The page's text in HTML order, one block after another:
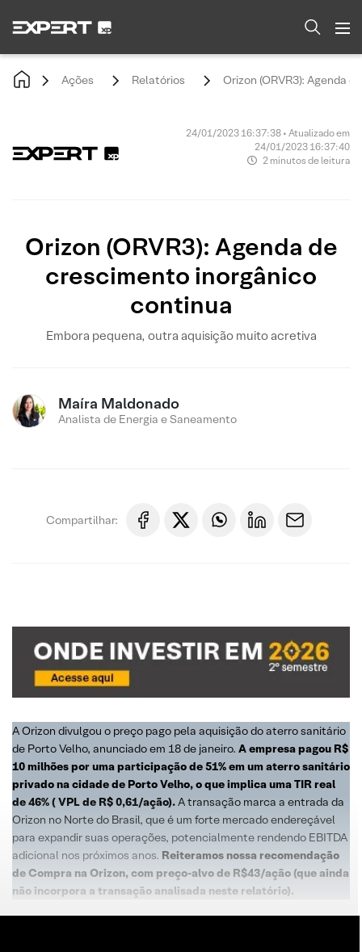
Ações Relatórios Orizon (ORVR3): Agenda
24/01/2023 16:37:38 • Atualizado em
24/01/2023 16:37:40
2 minutos de leitura
Orizon (ORVR3): Agenda de
crescimento inorgânico
continua
Embora pequena, outra aquisição muito acretiva
Maíra Maldonado
Analista de Energia e Saneamento
Compartilhar:
A Orizon divulgou o preço pago pela aquisição do aterro sanitário
de Porto Velho, anunciado em 18 de janeiro. A empresa pagou R$
10 milhões por uma participação de 51% em um aterro sanitário
privado na cidade de Porto Velho, o que implica uma TIR real
de 46% ( VPL de R$ 0,61/ação).A transação marca a entrada da
Orizon no Norte do Brasil, que é um forte mercado endereçável
para expandir suas operações, potencialmente rendendo EBITDA
adicional nos próximos anos. Reiteramos nossa recomendação
de Compra na Orizon, com preço-alvo de R$43/ação (que ainda
não incorpora a transação analisada neste relatório).